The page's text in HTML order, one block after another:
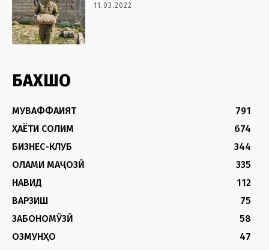
11.03.2022
БАХШҲО
МУВАФФАҚИЯТ
791
ҲАЁТИ СОЛИМ
674
БИЗНЕС-КЛУБ
344
ОЛАМИ МАҶОЗӢ
335
НАВИД
112
ВАРЗИШ
75
ЗАБОНОМӮЗӢ
58
ОЗМУНҲО
47